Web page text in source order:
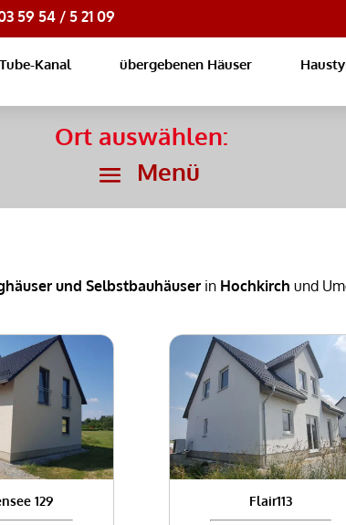
59 54 / 5 21 09
Kanal übergebenen Häuser
Ort auswählen:
und Selbstbauhäuser in Hochkirch und
129 Flair113